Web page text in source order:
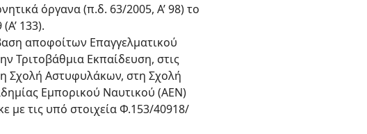
όργανα (π.δ. 63/2005, Α’ 98) το
133).
αποφοίτων Επαγγελματικού
Τριτοβάθμια Εκπαίδευση, στις
Σχολή Αστυφυλάκων, στη Σχολή
Εμπορικού Ναυτικού (ΑΕΝ)
με τις υπό στοιχεία Φ.153/40918/